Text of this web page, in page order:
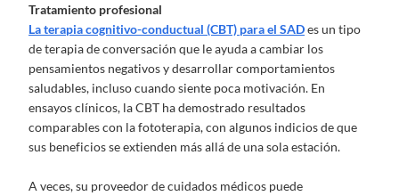
Tratamiento profesional
La terapia cognitivo-conductual (CBT) para el SADes un tipo
de terapia de conversación que le ayuda a cambiar los
pensamientos negativos y desarrollar comportamientos
saludables, incluso cuando siente poca motivación. En
ensayos clínicos, la CBT ha demostrado resultados
comparables con la fototerapia, con algunos indicios de que
sus beneficios se extienden más allá de una sola estación.
A veces, su proveedor de cuidados médicos puede